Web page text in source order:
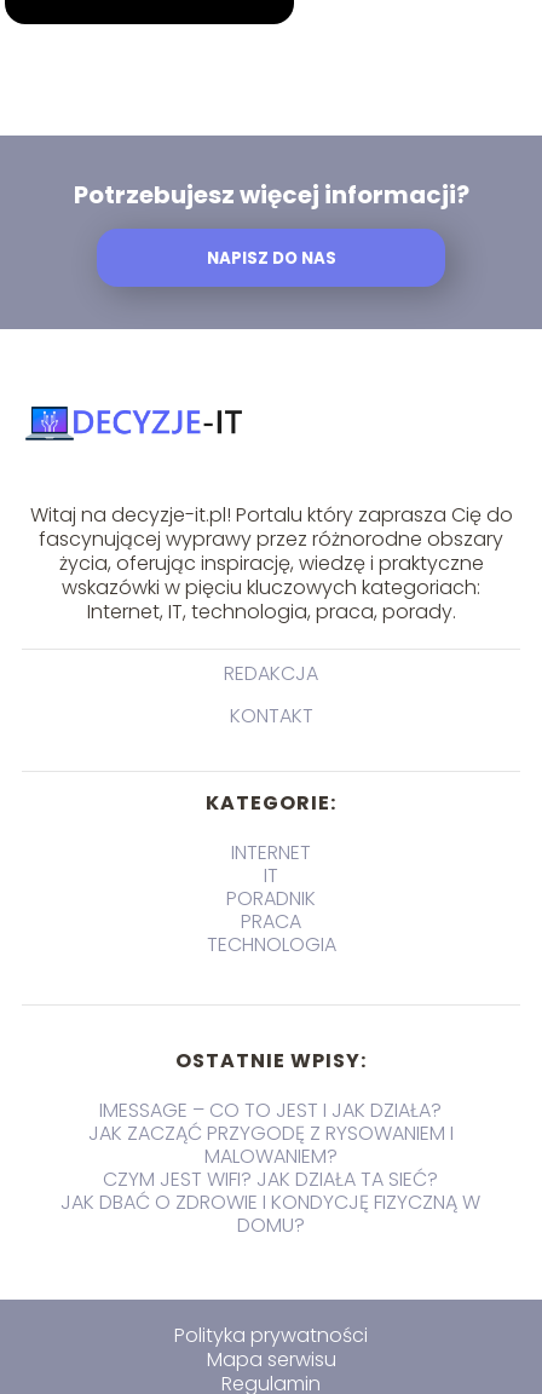
Potrzebujesz więcej informacji?
NAPISZ DO NAS
Witaj na decyzje-it.pl! Portalu który zaprasza Cię do
fascynującej wyprawy przez różnorodne obszary
życia, oferując inspirację, wiedzę i praktyczne
wskazówki w pięciu kluczowych kategoriach:
Internet, IT, technologia, praca, porady.
REDAKCJA
KONTAKT
KATEGORIE:
INTERNET
IT
PORADNIK
PRACA
TECHNOLOGIA
OSTATNIE WPISY:
IMESSAGE – CO TO JEST I JAK DZIAŁA?
JAK ZACZĄĆ PRZYGODĘ Z RYSOWANIEM I
MALOWANIEM?
CZYM JEST WIFI? JAK DZIAŁA TA SIEĆ?
JAK DBAĆ O ZDROWIE I KONDYCJĘ FIZYCZNĄ W
DOMU?
Polityka prywatności
Mapa serwisu
Regulamin